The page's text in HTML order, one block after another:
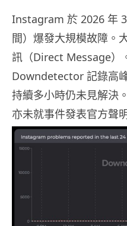
Instagram 於 2026 年
間）爆發大規模故障。
訊（Direct Message）
Downdetector 記錄高
持續多小時仍未見解決
亦未就事件發表官方聲